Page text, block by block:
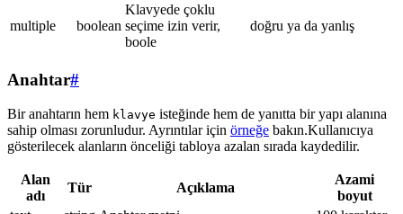
multiple boolean
Klavyede çoklu
seçime izin verir,
boole
doğru ya da yanlış
Anahtar#
Bir anahtarın hem klavye isteğinde hem de yanıtta bir yapı alanına
sahip olması zorunludur. Ayrıntılar için örneğe bakın.Kullanıcıya
gösterilecek alanların önceliği tabloya azalan sırada kaydedilir.
Alan
adı
Tür Açıklama
Azami
boyut